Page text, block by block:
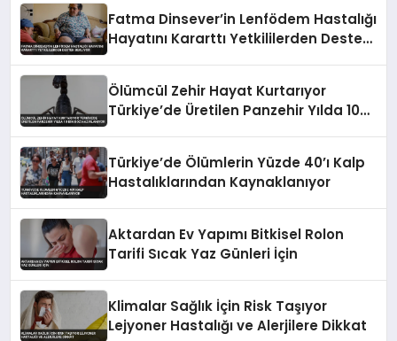
Fatma Dinsever’in Lenfödem Hastalığı
Hayatını Kararttı Yetkililerden Destek
Ölümcül Zehir Hayat Kurtarıyor
Türkiye’de Üretilen Panzehir Yılda 10
Türkiye’de Ölümlerin Yüzde 40’ı Kalp
Hastalıklarından Kaynaklanıyor
Aktardan Ev Yapımı Bitkisel Rolon
Tarifi Sıcak Yaz Günleri İçin
Klimalar Sağlık İçin Risk Taşıyor
Lejyoner Hastalığı ve Alerjilere Dikkat